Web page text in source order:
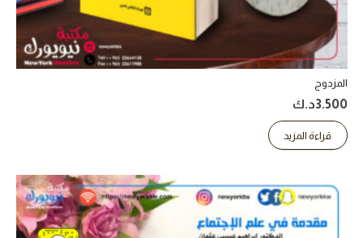
المزدوج
3.500د.ك
قراءة المزيد